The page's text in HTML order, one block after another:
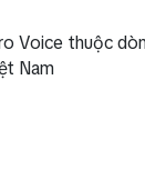
Voice thuộc
Nam